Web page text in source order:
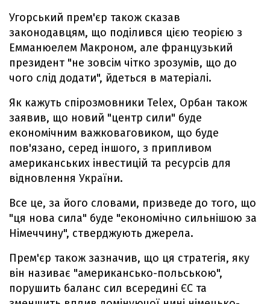
Угорський прем'єр також сказав
законодавцям, що поділився цією теорією з
Емманюелем Макроном, але французький
президент "не зовсім чітко зрозумів, що до
чого слід додати", йдеться в матеріалі.
Як кажуть спірозмовники Telex, Орбан також
заявив, що новий "центр сили" буде
економічним важковаговиком, що буде
пов'язано, серед іншого, з припливом
американських інвестицій та ресурсів для
відновлення України.
Все це, за його словами, призведе до того, що
"ця нова сила" буде "економічно сильнішою за
Німеччину", стверджують джерела.
Прем'єр також зазначив, що ця стратегія, яку
він називає "американсько-польською",
порушить баланс сил всередині ЄС та